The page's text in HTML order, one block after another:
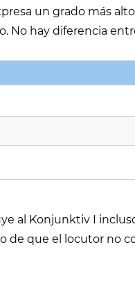
un grado más
No hay diferencia
al Konjunktiv I
que el locutor no